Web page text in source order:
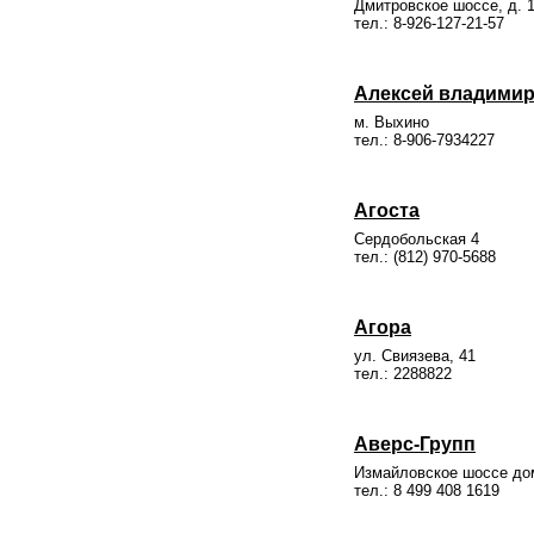
Дмитровское шоссе, д.
тел.: 8-926-127-21-57
Алексей
м. Выхино
тел.: 8-906-7934227
Агоста
Сердобольская 4
тел.: (812) 970-5688
Агора
ул. Свиязева, 41
тел.: 2288822
Аверс-Групп
Измайловское шоссе
тел.: 8 499 408 1619